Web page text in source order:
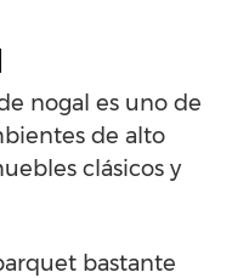
nogal es uno de
de alto
clásicos y
bastante